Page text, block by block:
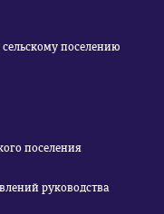
поселению
поселения
руководства